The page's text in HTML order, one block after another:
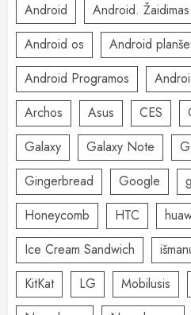
Android Android. Žaidimas
Android os
Android
Android Programos
Archos
Asus CES
Galaxy
Galaxy Note
Gingerbread
Google
Honeycomb
HTC
Ice Cream Sandwich
KitKat
LG Mobilusis